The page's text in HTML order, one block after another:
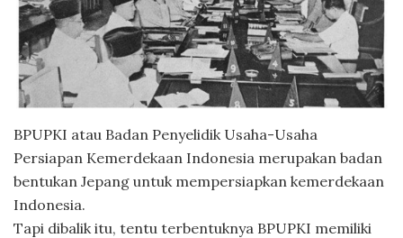
BPUPKI atau Badan Penyelidik Usaha-Usaha
Persiapan Kemerdekaan Indonesia merupakan badan
bentukan Jepang untuk mempersiapkan kemerdekaan
Indonesia.
Tapi dibalik itu, tentu terbentuknya BPUPKI memiliki